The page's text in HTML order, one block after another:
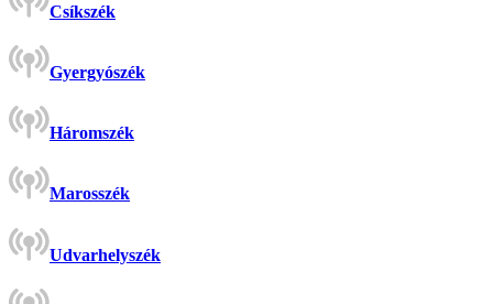
Csíkszék
Gyergyószék
Háromszék
Marosszék
Udvarhelyszék